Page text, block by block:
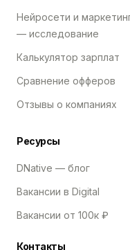
Нейросети и
— исследование
Калькулятор зарплат
Сравнение офферов
Отзывы о компаниях
Ресурсы
DNative — блог
Вакансии в Digital
Вакансии от 100к ₽
Контакты